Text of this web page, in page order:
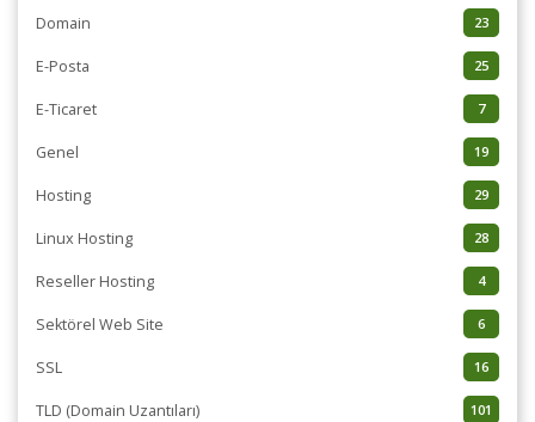
23
Domain
25
E-Posta
7
E-Ticaret
19
Genel
29
Hosting
28
Linux Hosting
4
Reseller Hosting
6
Sektörel Web Site
16
SSL
101
TLD (Domain Uzantıları)